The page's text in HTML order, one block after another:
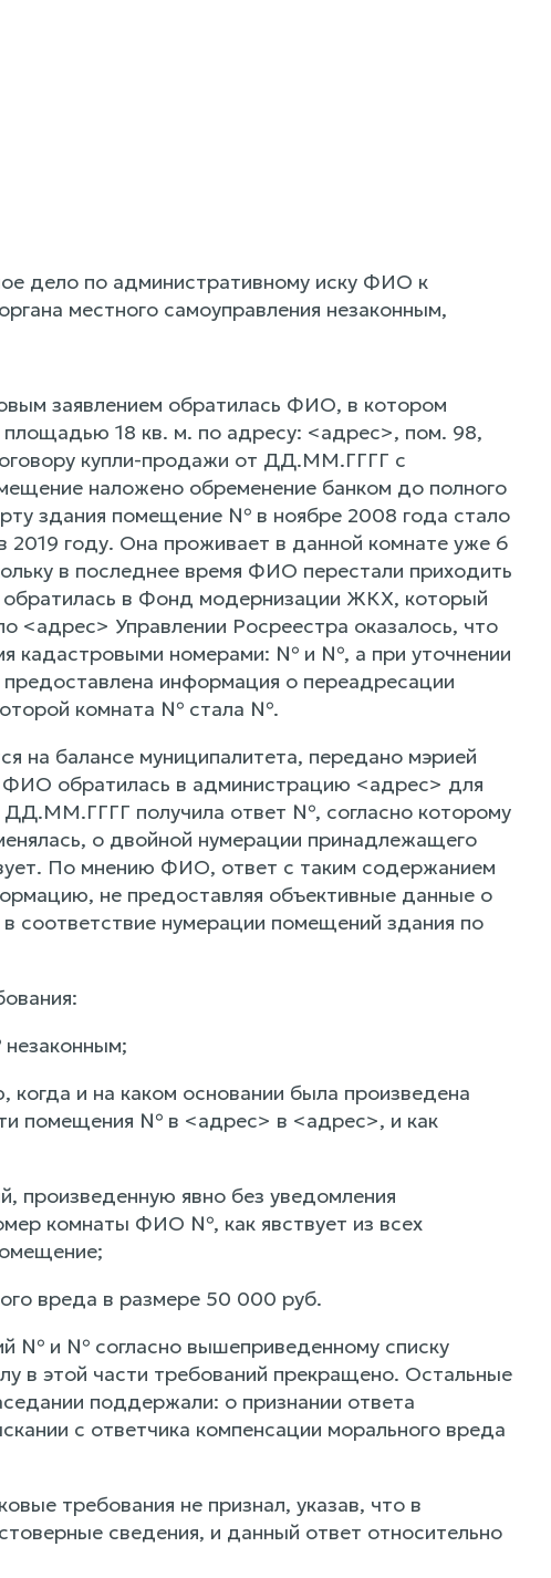
дело по административному иску ФИО к
местного самоуправления незаконным,
заявлением обратилась ФИО, в котором
18 кв. м. по адресу: <адрес>, пом. 98,
купли-продажи от ДД.ММ.ГГГГ с
наложено обременение банком до полного
здания помещение № в ноябре 2008 года стало
году. Она проживает в данной комнате уже 6
в последнее время ФИО перестали приходить
обратилась в Фонд модернизации ЖКХ, который
Управлении Росреестра оказалось, что
кадастровыми номерами: № и №, а при уточнении
информация о переадресации
комната № стала №.
на балансе муниципалитета, передано мэрией
обратилась в администрацию <адрес> для
ДД.ММ.ГГГГ получила ответ №, согласно которому
о двойной нумерации принадлежащего
По мнению ФИО, ответ с таким содержанием
не предоставляя объективные данные о
соответствие нумерации помещений здания по
и на каком основании была произведена
помещения № в <адрес> в <адрес>, и как
произведенную явно без уведомления
комнаты ФИО №, как явствует из всех
вреда в размере 50 000 руб.
№ и № согласно вышеприведенному списку
в этой части требований прекращено. Остальные
поддержали: о признании ответа
с ответчика компенсации морального вреда
требования не признал, указав, что в
сведения, и данный ответ относительно